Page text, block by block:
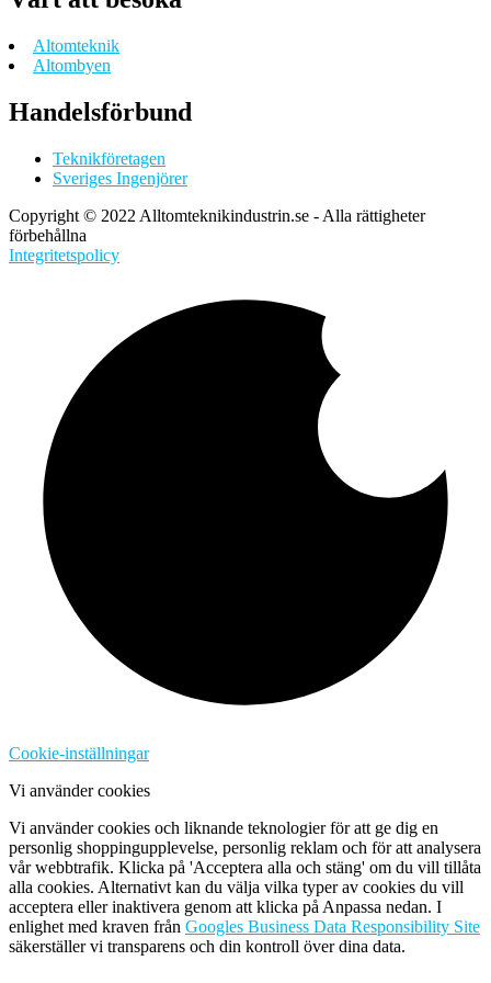
Altomteknik
Altombyen
Handelsförbund
Teknikföretagen
Sveriges Ingenjörer
Copyright © 2022 Alltomteknikindustrin.se - Alla rättigheter
förbehållna
Integritetspolicy
Cookie-inställningar
Vi använder cookies
Vi använder cookies och liknande teknologier för att ge dig en
personlig shoppingupplevelse, personlig reklam och för att analysera
vår webbtrafik. Klicka på 'Acceptera alla och stäng' om du vill tillåta
alla cookies. Alternativt kan du välja vilka typer av cookies du vill
acceptera eller inaktivera genom att klicka på Anpassa nedan. I
enlighet med kraven från Googles Business Data Responsibility Site
säkerställer vi transparens och din kontroll över dina data.